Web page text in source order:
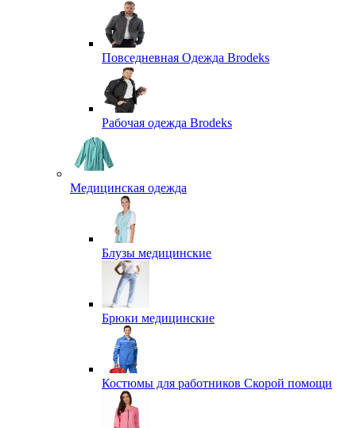
Повседневная Одежда Brodeks
Рабочая одежда Brodeks
Медицинская одежда
Блузы медицинские
Брюки медицинские
Костюмы для работников Скорой помощи